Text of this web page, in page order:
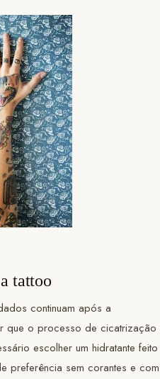
tattoo
continuam após a
que o processo de cicatrização
escolher um hidratante feito
preferência sem corantes e com